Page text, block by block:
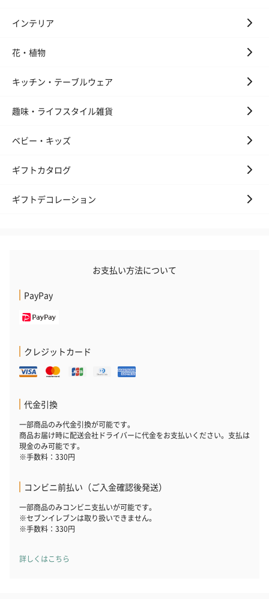
花束ハンドタオル（ピ
ンク）（1,760円）
花束ハンドタ
ワイト）（
キャンドル・お香
ンセンススティック
（END）（880円）
（St.OSMANTHUS）
（880円）
お酒
お酒を同梱してお届けいたします。
※20歳未満の方への酒類の販売はいたしません。
インテリア
花・植物
キッチン・テーブルウェア
趣味・ライフスタイル雑貨
ベビー・キッズ
ギフトカタログ
ギフトデコレーション
お支払い方法について
PayPay
クレジットカード
代金引換
一部商品のみ代金引換が可能です。
商品お届け時に配送会社ドライバーに代金をお支払いください。支払は
現金のみ可能です。
※手数料：330円
コンビニ前払い（ご入金確認後発送）
一部商品のみコンビニ支払いが可能です。
※セブンイレブンは取り扱いできません。
※手数料：330円
詳しくはこちら